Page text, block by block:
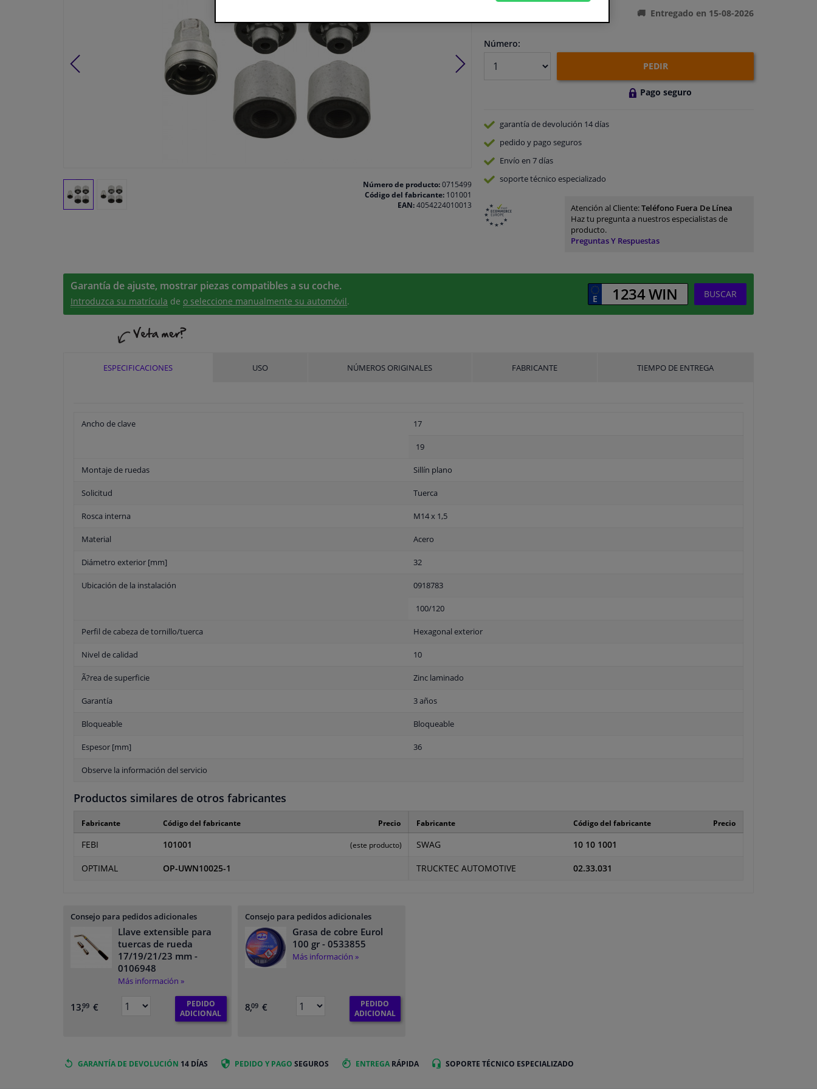
Número de producto:0715499
Código del fabricante:101001
EAN:4054224010013
En stock
Entregado en 15-08-2026
Número:
PEDIR
Pago seguro
garantía de devolución 14 días
pedido y pago seguros
Envío en 7 días
soporte técnico especializado
Atención al Cliente:Teléfono Fuera De Línea
Haz tu pregunta a nuestros especialistas de
producto.
Preguntas Y Respuestas
Garantía de ajuste, mostrar piezas compatibles a su coche.
Introduzca su matrícula de o seleccione manualmente su automóvil.
BUSCAR
ESPECIFICACIONES USO NÚMEROS ORIGINALES FABRICANTE TIEMPO DE ENTREGA
Ancho de clave 17
19
Montaje de ruedas Sillín plano
Solicitud Tuerca
Rosca interna M14 x 1,5
Material Acero
Diámetro exterior [mm] 32
Ubicación de la instalación 0918783
100/120
Perfil de cabeza de tornillo/tuerca Hexagonal exterior
Nivel de calidad 10
Ã?rea de superficie Zinc laminado
Garantía 3 años
Bloqueable Bloqueable
Espesor [mm] 36
Observe la información del servicio
Productos similares de otros fabricantes
Fabricante Código del fabricante Precio
FEBI 101001 (este producto)
OPTIMAL OP-UWN10025-1
Fabricante Código del fabricante Precio
SWAG 10 10 1001
TRUCKTEC AUTOMOTIVE 02.33.031
Consejo para pedidos adicionales
Llave extensible para
tuercas de rueda
17/19/21/23 mm -
0106948
Más información »
13,99 €
PEDIDO
ADICIONAL
Consejo para pedidos adicionales
Grasa de cobre Eurol
100 gr- 0533855
Más información »
8,09 €
PEDIDO
ADICIONAL
GARANTÍA DE DEVOLUCIÓN 14 DÍAS PEDIDO Y PAGO SEGUROS ENTREGA RÁPIDA SOPORTE TÉCNICO ESPECIALIZADO